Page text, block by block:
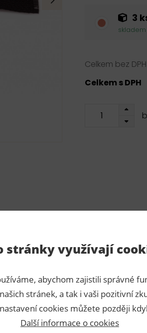
3
skladem
Celkem bez DPH
Celkem s DPH
stránky využívají
abychom zajistili správné
stránek, a tak i vaši pozitivní
cookies můžete později
Další informace o cookies